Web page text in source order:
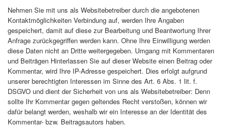
Nehmen Sie mit uns als Websitebetreiber durch die angebotenen
Kontaktmöglichkeiten Verbindung auf, werden Ihre Angaben
gespeichert, damit auf diese zur Bearbeitung und Beantwortung Ihrer
Anfrage zurückgegriffen werden kann. Ohne Ihre Einwilligung werden
diese Daten nicht an Dritte weitergegeben. Umgang mit Kommentaren
und Beiträgen Hinterlassen Sie auf dieser Website einen Beitrag oder
Kommentar, wird Ihre IP-Adresse gespeichert. Dies erfolgt aufgrund
unserer berechtigten Interessen im Sinne des Art. 6 Abs. 1 lit. f.
DSGVO und dient der Sicherheit von uns als Websitebetreiber: Denn
sollte Ihr Kommentar gegen geltendes Recht verstoßen, können wir
dafür belangt werden, weshalb wir ein Interesse an der Identität des
Kommentar- bzw. Beitragsautors haben.